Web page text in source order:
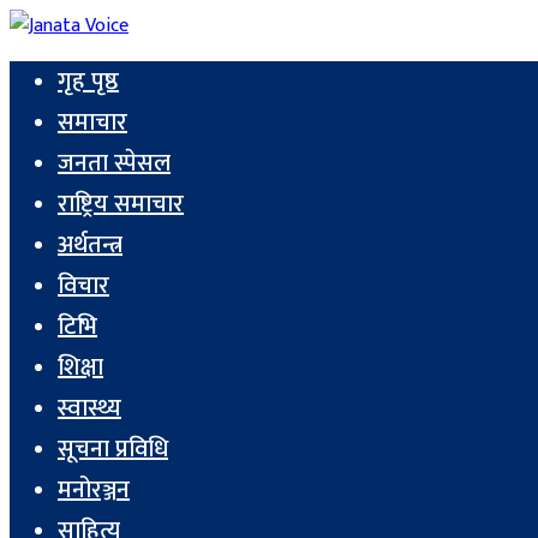
गृह पृष्ठ
समाचार
जनता स्पेसल
राष्ट्रिय समाचार
अर्थतन्त्र
विचार
टिभि
शिक्षा
स्वास्थ्य
सूचना प्रविधि
मनोरञ्जन